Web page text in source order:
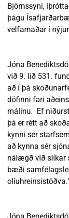
Björnssyni,
þágu
velfarnaðar í
Jóna
við 9. lið 531.
að í þá
döfinni fari
málinu. Ef
þá er rétt að
kynni sér
að kynna sér
nálægð við slíkar
bæði